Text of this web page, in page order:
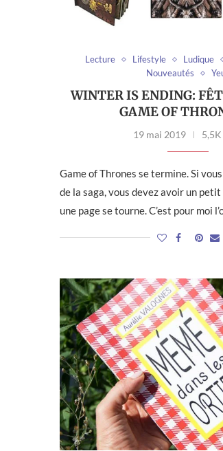
Lecture Lifestyle Ludique
Nouveautés
WINTER IS ENDING:
GAME OF
19 mai 2019
Game of Thrones se termine. Si
de la saga, vous devez avoir un
une page se tourne. C’est pour moi